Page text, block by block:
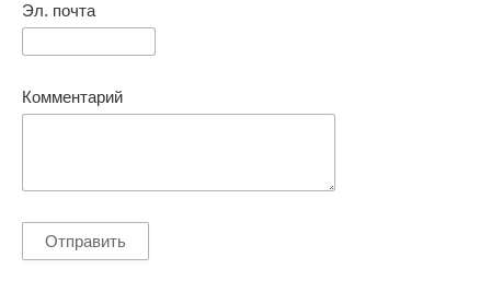
Эл. почта
Комментарий